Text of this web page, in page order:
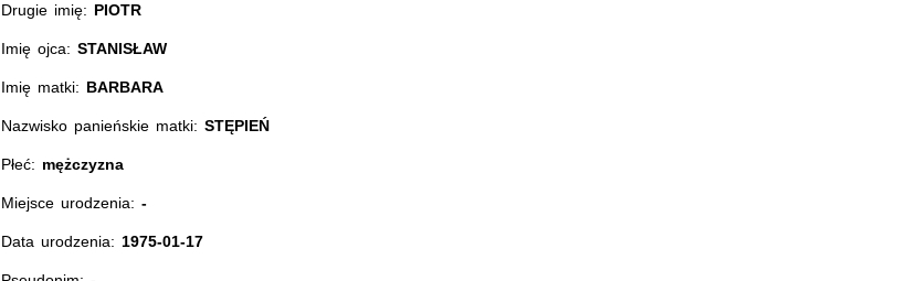
Drugie imię: PIOTR
Imię ojca:STANISŁAW
Imię matki: BARBARA
Nazwisko panieńskie matki:STĘPIEŃ
Płeć: mężczyzna
Miejsce urodzenia:-
Data urodzenia: 1975-01-17